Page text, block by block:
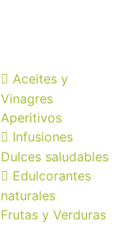
Aceites y
Vinagres
Aperitivos
Infusiones
Dulces saludables
Edulcorantes
naturales
Frutas y Verduras